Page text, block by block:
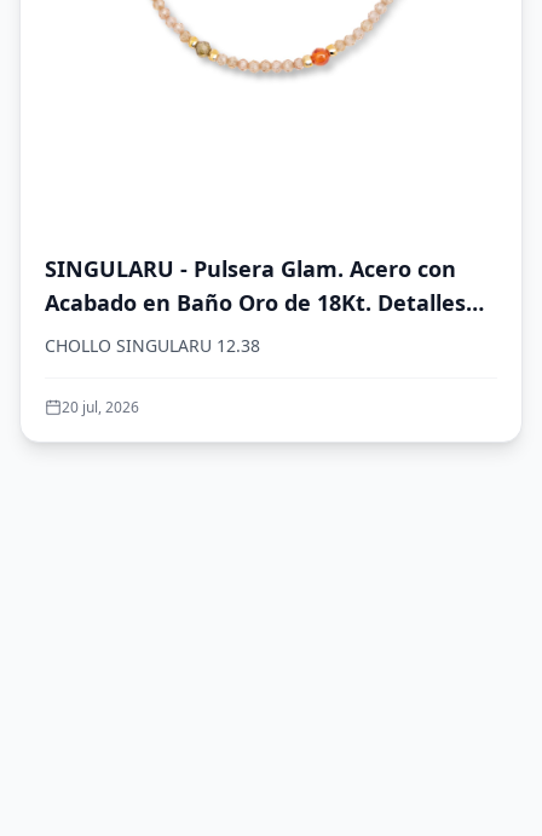
SINGULARU - Pulsera Glam. Acero con
Acabado en Baño Oro de 18Kt. Detalles
en Cristales de Colores. Largo de 19 cm.
CHOLLO SINGULARU 12.38
20 jul, 2026